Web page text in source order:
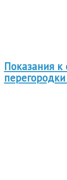
Показания к